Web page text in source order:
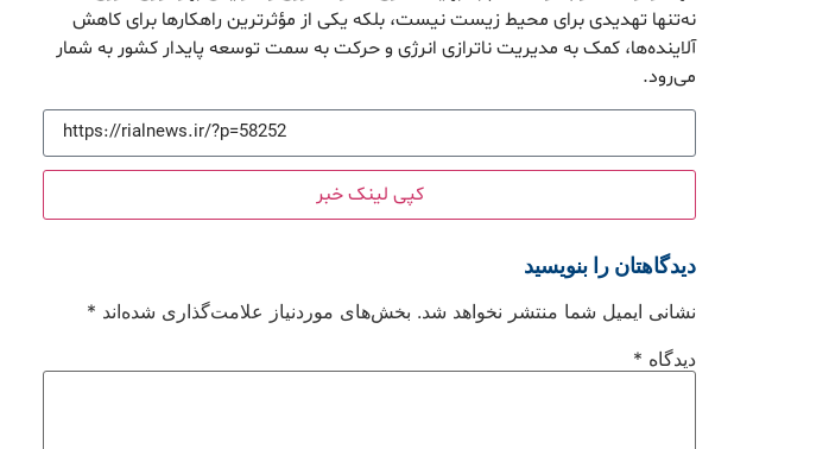
نه‌تنها تهدیدی برای محیط زیست نیست، بلکه یکی از مؤثرترین راهکارها برای کاهش
آلاینده‌ها، کمک به مدیریت ناترازی انرژی و حرکت به سمت توسعه پایدار کشور به شمار
می‌رود.
کپی لینک خبر
دیدگاهتان را بنویسید
نشانی ایمیل شما منتشر نخواهد شد. بخش‌های موردنیاز علامت‌گذاری شده‌اند *
دیدگاه *